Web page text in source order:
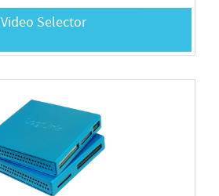
Video Selector